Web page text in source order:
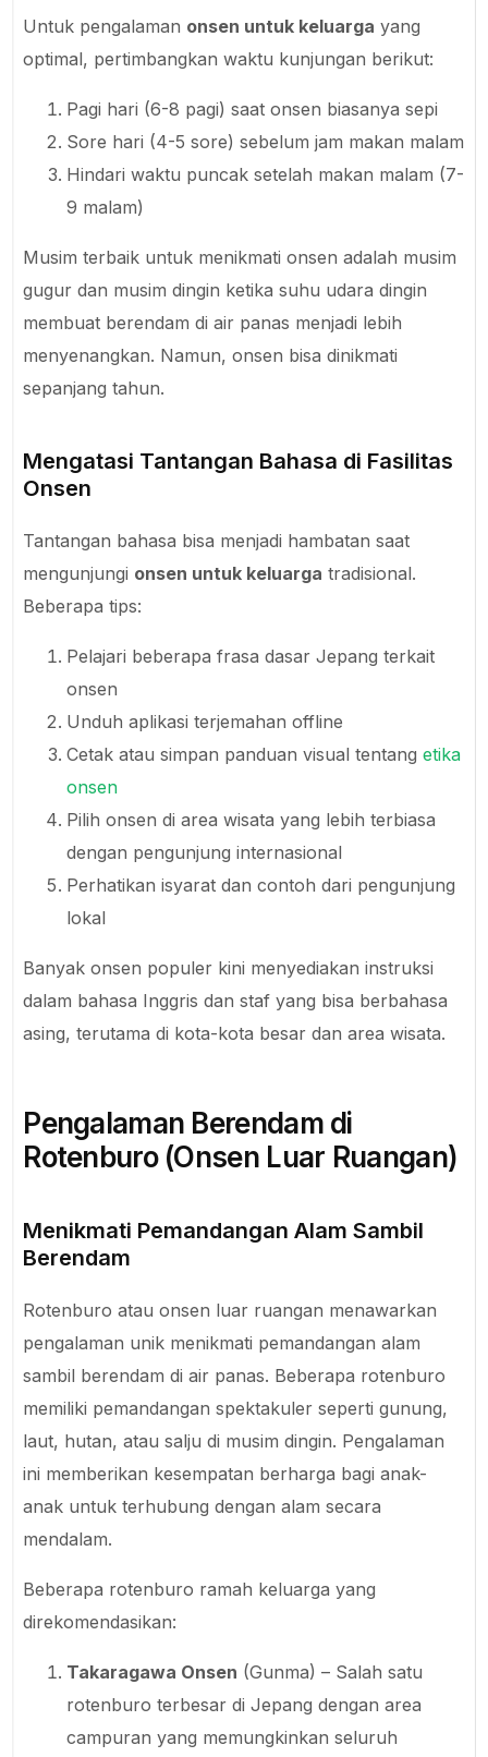
Untuk pengalaman onsen untuk keluarga yang
optimal, pertimbangkan waktu kunjungan berikut:
Pagi hari (6-8 pagi) saat onsen biasanya sepi
Sore hari (4-5 sore) sebelum jam makan malam
Hindari waktu puncak setelah makan malam (7-
9 malam)
Musim terbaik untuk menikmati onsen adalah musim
gugur dan musim dingin ketika suhu udara dingin
membuat berendam di air panas menjadi lebih
menyenangkan. Namun, onsen bisa dinikmati
sepanjang tahun.
Mengatasi Tantangan Bahasa di Fasilitas
Onsen
Tantangan bahasa bisa menjadi hambatan saat
mengunjungi onsen untuk keluarga tradisional.
Beberapa tips:
Pelajari beberapa frasa dasar Jepang terkait
onsen
Unduh aplikasi terjemahan offline
Cetak atau simpan panduan visual tentangetika
onsen
Pilih onsen di area wisata yang lebih terbiasa
dengan pengunjung internasional
Perhatikan isyarat dan contoh dari pengunjung
lokal
Banyak onsen populer kini menyediakan instruksi
dalam bahasa Inggris dan staf yang bisa berbahasa
asing, terutama di kota-kota besar dan area wisata.
Pengalaman Berendam di
Rotenburo (Onsen Luar Ruangan)
Menikmati Pemandangan Alam Sambil
Berendam
Rotenburo atau onsen luar ruangan menawarkan
pengalaman unik menikmati pemandangan alam
sambil berendam di air panas. Beberapa rotenburo
memiliki pemandangan spektakuler seperti gunung,
laut, hutan, atau salju di musim dingin. Pengalaman
ini memberikan kesempatan berharga bagi anak-
anak untuk terhubung dengan alam secara
mendalam.
Beberapa rotenburo ramah keluarga yang
direkomendasikan:
Takaragawa Onsen (Gunma) – Salah satu
rotenburo terbesar di Jepang dengan area
campuran yang memungkinkan seluruh